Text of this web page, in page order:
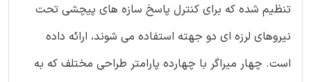
تنظیم شده که برای کنترل پاسخ سازه های پیچشی تحت
نیروهای لرزه ای دو جهته استفاده می شوند، ارائه داده
است. چهار میراگر با چهارده پارامتر طراحی مختلف که به